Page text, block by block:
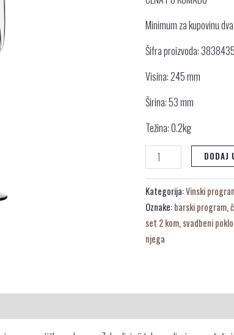
Minimum za kupovinu
Šifra proizvoda:
Visina: 245 mm
Širina: 53 mm
Težina: 0.2kg
DODAJ
Kategorija:Vinski
Oznake:barski program,
set 2 kom,svadbeni
njega